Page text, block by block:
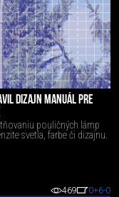
DIZAJN MANUÁL PRE
pouličných lámp
svetla, farbe či dizajnu.
469 0+6-0